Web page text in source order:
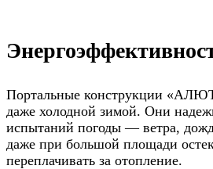
Портальные конструкции
даже холодной зимой. Они
испытаний погоды — ветра,
даже при большой площади
переплачивать за отопление.